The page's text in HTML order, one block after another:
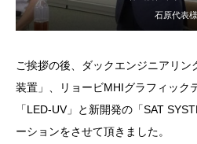
石原代表様
ご挨拶の後、ダックエンジニアリ
装置」、リョービMHIグラフィック
「LED-UV」と新開発の「SAT
ーションをさせて頂きました。